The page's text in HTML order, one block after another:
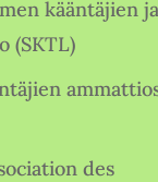
kääntäjien ja
(SKTL)
des